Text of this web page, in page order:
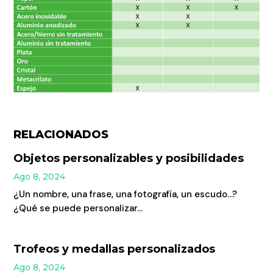
RELACIONADOS
Objetos personalizables y posibilidades
Ago 8, 2024
¿Un nombre, una frase, una fotografía, un escudo…?
¿Qué se puede personalizar...
Trofeos y medallas personalizados
Ago 8, 2024